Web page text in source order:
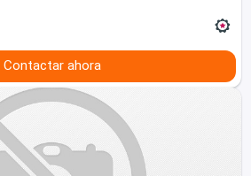
Contactar ahora